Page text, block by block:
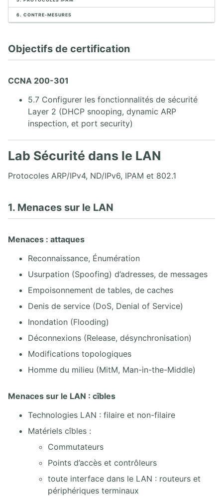
1.5. Mathématique des réseaux
2.1. Cisco IOS
2.2. Installer et configurer GNS3
2.4. Connexion à un routeur Cisco
3. PROTOCOLE IPV4
3.2. En-têtes IPv4 et IPv6
3.3. Introduction aux adresses IP
3.5. Protocoles ICMP et ARP
3.7. Lab vérifications et analyses TCP/IP
4.2. Prise d'information IPv6
4.3. Adressage IPv6 Unicast
4.4. Adressage IPv6 Multicast
4.5. Configuration des interfaces IPv6 sous Cisco IOS
4.6. Plan d'adressage IPv6
5.2. Table de routage Cisco IOS
5.3. Routage statique Cisco IOS
5.5. Lab configuration d'un routeur Cisco
6. SERVICES D'INFRASTRUCTURE
6.1. Traduction d'adresses IPv4
6.2. Attribution d'adresses IPv4
6.4. Résolution de noms
6.5. ACLs Cisco
6. CONTRE-MESURES
Objectifs de certification
CCNA 200-301
5.7 Configurer les fonctionnalités de sécurité
Layer 2 (DHCP snooping, dynamic ARP
inspection, et port security)
Lab Sécurité dans le LAN
Protocoles ARP/IPv4, ND/IPv6, IPAM et 802.1
1. Menaces sur le LAN
Menaces : attaques
Reconnaissance, Énumération
Usurpation (Spoofing) d’adresses, de messages
Empoisonnement de tables, de caches
Denis de service (DoS, Denial of Service)
Inondation (Flooding)
Déconnexions (Release, désynchronisation)
Modifications topologiques
Homme du milieu (MitM, Man-in-the-Middle)
Menaces sur le LAN : cîbles
Technologies LAN : filaire et non-filaire
Matériels cîbles :
Commutateurs
Points d’accès et contrôleurs
toute interface dans le LAN : routeurs et
périphériques terminaux